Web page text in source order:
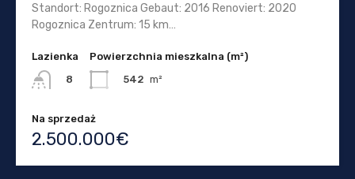
Standort: Rogoznica Gebaut: 2016 Renoviert: 2020
Rogoznica Zentrum: 15 km…
Lazienka
8
Powierzchnia mieszkalna (m²)
542 m²
Na sprzedaż
2.500.000€